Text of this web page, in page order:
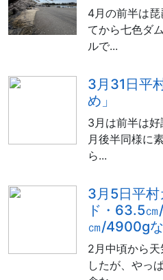
4月の前半は
てから七色ダ
ルで...
3月31日平
め」
3月は前半は
月後半同様に
ら...
3月5日平村
ド・63.5
㎝/4900gな
2月中頃から
したが、やっ